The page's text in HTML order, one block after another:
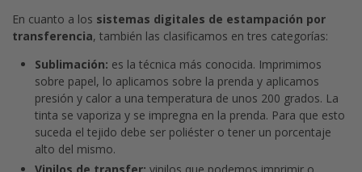
En cuanto a los sistemas digitales de estampación por
transferencia, también las clasificamos en tres categorías:
Sublimación: es la técnica más conocida. Imprimimos
sobre papel, lo aplicamos sobre la prenda y aplicamos
presión y calor a una temperatura de unos 200 grados. La
tinta se vaporiza y se impregna en la prenda. Para que esto
suceda el tejido debe ser poliéster o tener un porcentaje
alto del mismo.